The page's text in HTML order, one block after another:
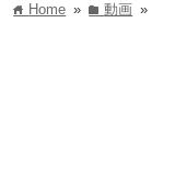
home Home » folder動画 »